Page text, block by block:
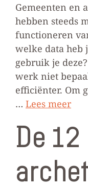
Gemeenten en
hebben steeds
functioneren
welke data heb
gebruik je
werk niet
efficiënter. Om
… Lees meer
De 12